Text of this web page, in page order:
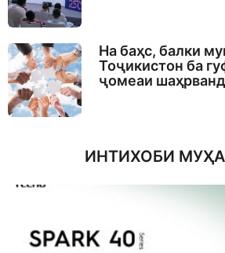
На баҳс, балки
Тоҷикистон ба
ҷомеаи
ИНТИХОБИ